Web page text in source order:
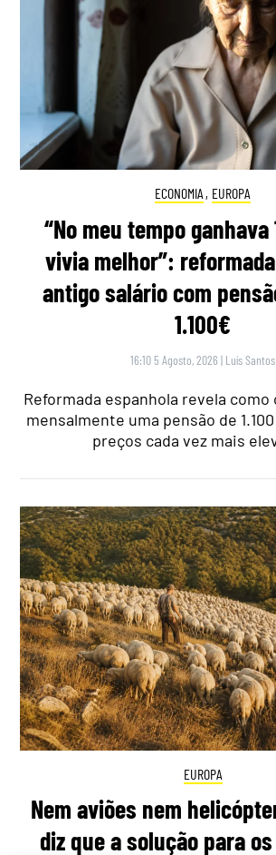
ECONOMIA , EUROPA
“No meu tempo ganhava
vivia melhor”:
antigo salário com
1.100€
16:10 5 Agosto, 2026 | Luís Santos
Reformada espanhola revela
mensalmente uma pensão de
preços cada vez mais
EUROPA
Nem aviões nem
diz que a solução para